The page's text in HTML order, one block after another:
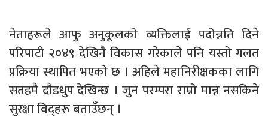
नेताहरूले आफु अनुकूलको व्यक्तिलाई पदोन्नति दिने
परिपाटी २०४९ देखिनै विकास गरेकाले पनि यस्तो गलत
प्रक्रिया स्थापित भएको छ । अहिले महानिरीक्षकका लागि
सतहमै दौडधुप देखिन्छ । जुन परम्परा राम्रो मान्न नसकिने
सुरक्षा विद्हरू बताउँछन् ।